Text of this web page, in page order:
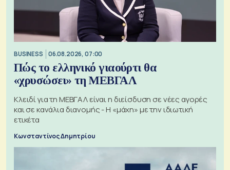
BUSINESS 06.08.2026, 07:00
Πώς το ελληνικό γιαούρτι θα
«χρυσώσει» τη ΜΕΒΓΑΛ
Κλειδί για τη ΜΕΒΓΑΛ είναι η διείσδυση σε νέες αγορές
και σε κανάλια διανομής - Η «μάχη» με την ιδιωτική
ετικέτα
Κωνσταντίνος Δημητρίου